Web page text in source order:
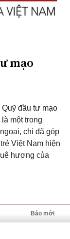
mạo
đầu tư mạo
một trong
chị đã góp
Việt Nam hiện
hương của
Báo mới